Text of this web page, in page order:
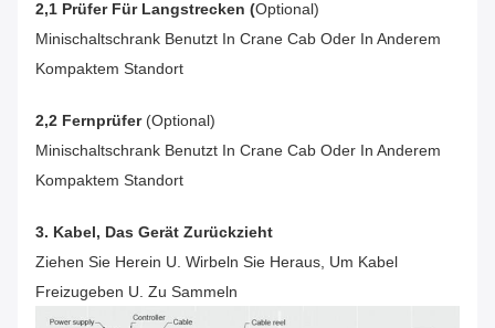
2,1 Prüfer Für Langstrecken (Optional)
Minischaltschrank Benutzt In Crane Cab Oder In Anderem
Kompaktem Standort
2,2 Fernprüfer(optional)
Minischaltschrank Benutzt In Crane Cab Oder In Anderem
Kompaktem Standort
3. Kabel, Das Gerät Zurückzieht
Ziehen Sie Herein U. Wirbeln Sie Heraus, Um Kabel
Freizugeben U. Zu Sammeln